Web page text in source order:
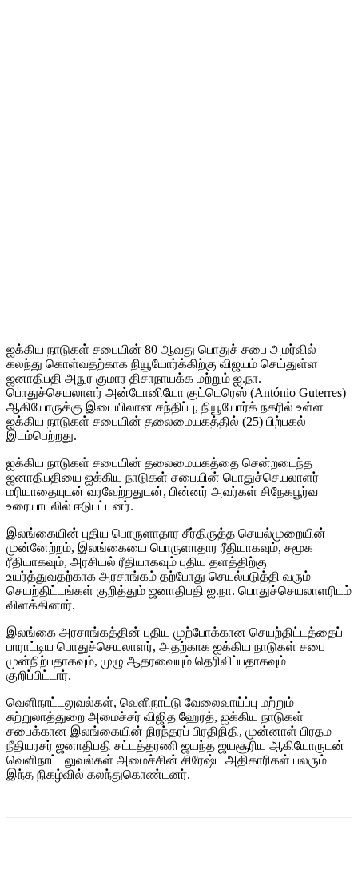
ஐக்கிய நாடுகள் சபையின் 80 ஆவது பொதுச் சபை அமர்வில்
கலந்து கொள்வதற்காக நியூயோர்க்கிற்கு விஜயம் செய்துள்ள
ஜனாதிபதி அநுர குமார திசாநாயக்க மற்றும் ஐ.நா.
பொதுச்செயலாளர் அன்டோனியோ குட்டெரெஸ் (António Guterres)
ஆகியோருக்கு இடையிலான சந்திப்பு, நியூயோர்க் நகரில் உள்ள
ஐக்கிய நாடுகள் சபையின் தலைமையகத்தில் (25) பிற்பகல்
இடம்பெற்றது.
ஐக்கிய நாடுகள் சபையின் தலைமையகத்தை சென்றடைந்த
ஜனாதிபதியை ஐக்கிய நாடுகள் சபையின் பொதுச்செயலாளர்
மரியாதையுடன் வரவேற்றதுடன், பின்னர் அவர்கள் சிநேகபூர்வ
உரையாடலில் ஈடுபட்டனர்.
இலங்கையின் புதிய பொருளாதார சீர்திருத்த செயல்முறையின்
முன்னேற்றம், இலங்கையை பொருளாதார ரீதியாகவும், சமூக
ரீதியாகவும், அரசியல் ரீதியாகவும் புதிய தளத்திற்கு
உயர்த்துவதற்காக அரசாங்கம் தற்போது செயல்படுத்தி வரும்
செயற்திட்டங்கள் குறித்தும் ஜனாதிபதி ஐ.நா. பொதுச்செயலாளரிடம்
விளக்கினார்.
இலங்கை அரசாங்கத்தின் புதிய முற்போக்கான செயற்திட்டத்தைப்
பாராட்டிய பொதுச்செயலாளர், அதற்காக ஐக்கிய நாடுகள் சபை
முன்நிற்பதாகவும், முழு ஆதரவையும் தெரிவிப்பதாகவும்
குறிப்பிட்டார்.
வெளிநாட்டலுவல்கள், வெளிநாட்டு வேலைவாய்ப்பு மற்றும்
சுற்றுலாத்துறை அமைச்சர் விஜித ஹேரத், ஐக்கிய நாடுகள்
சபைக்கான இலங்கையின் நிரந்தரப் பிரதிநிதி, முன்னாள் பிரதம
நீதியரசர் ஜனாதிபதி சட்டத்தரணி ஜயந்த ஜயசூரிய ஆகியோருடன்
வெளிநாட்டலுவல்கள் அமைச்சின் சிரேஷ்ட அதிகாரிகள் பலரும்
இந்த நிகழ்வில் கலந்துகொண்டனர்.